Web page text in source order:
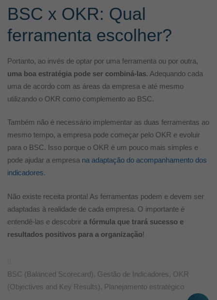
BSC x OKR: Qual
ferramenta escolher?
Portanto, ao invés de optar por uma ferramenta ou por outra,
uma boa estratégia pode ser combiná-las. Adequando cada
uma de acordo com as áreas da empresa e até mesmo
utilizando o OKR como complemento ao BSC.
Também não é necessário implementar as duas ferramentas ao
mesmo tempo, a empresa pode começar pelo OKR e evoluir
para o BSC. Isso porque o OKR é um pouco mais simples e
pode ajudar a empresa na adaptação do acompanhamento dos
indicadores.
Não existe receita pronta! As ferramentas podem e devem ser
adaptadas à realidade de cada empresa. O importante é
entendê-las e descobrir a fórmula que trará sucesso e
resultados positivos para a organização!
BSC (Balanced Scorecard), Gestão de Indicadores, OKR
(Objectives and Key Results), Planejamento estratégico